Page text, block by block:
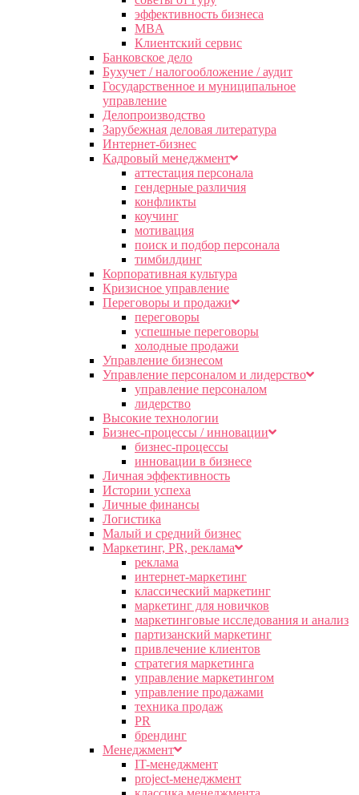
эффективность бизнеса
MBA
Клиентский сервис
Банковское дело
Бухучет / налогообложение / аудит
Государственное и муниципальное
управление
Делопроизводство
Зарубежная деловая литература
Интернет-бизнес
Кадровый менеджмент
аттестация персонала
гендерные различия
конфликты
коучинг
мотивация
поиск и подбор персонала
тимбилдинг
Корпоративная культура
Кризисное управление
Переговоры и продажи
переговоры
успешные переговоры
холодные продажи
Управление бизнесом
Управление персоналом и лидерство
управление персоналом
лидерство
Высокие технологии
Бизнес-процессы / инновации
бизнес-процессы
инновации в бизнесе
Личная эффективность
Истории успеха
Личные финансы
Логистика
Малый и средний бизнес
Маркетинг, PR, реклама
реклама
интернет-маркетинг
классический маркетинг
маркетинг для новичков
маркетинговые исследования и анализ
партизанский маркетинг
привлечение клиентов
стратегия маркетинга
управление маркетингом
управление продажами
техника продаж
PR
брендинг
Менеджмент
IT-менеджмент
project-менеджмент